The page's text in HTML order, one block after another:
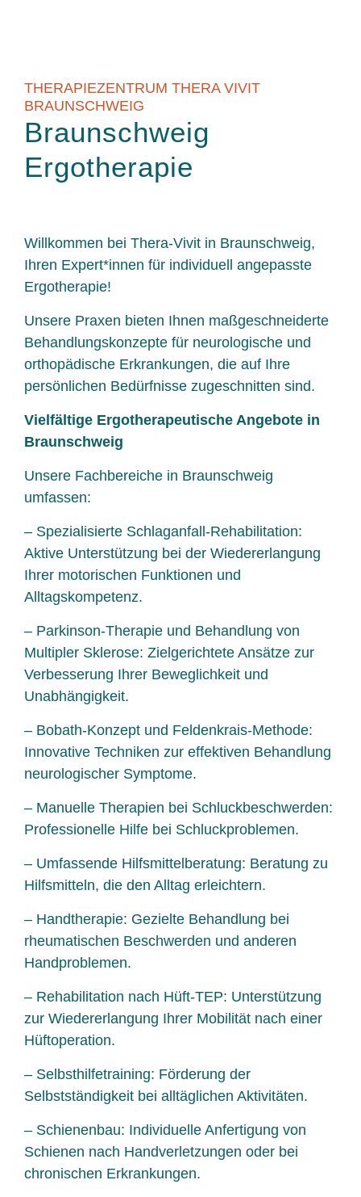
THERAPIEZENTRUM THERA VIVIT
BRAUNSCHWEIG
Braunschweig
Ergotherapie
Willkommen bei Thera-Vivit in Braunschweig,
Ihren Expert*innen für individuell angepasste
Ergotherapie!
Unsere Praxen bieten Ihnen maßgeschneiderte
Behandlungskonzepte für neurologische und
orthopädische Erkrankungen, die auf Ihre
persönlichen Bedürfnisse zugeschnitten sind.
Vielfältige Ergotherapeutische Angebote in
Braunschweig
Unsere Fachbereiche in Braunschweig
umfassen:
– Spezialisierte Schlaganfall-Rehabilitation:
Aktive Unterstützung bei der Wiedererlangung
Ihrer motorischen Funktionen und
Alltagskompetenz.
– Parkinson-Therapie und Behandlung von
Multipler Sklerose: Zielgerichtete Ansätze zur
Verbesserung Ihrer Beweglichkeit und
Unabhängigkeit.
– Bobath-Konzept und Feldenkrais-Methode:
Innovative Techniken zur effektiven Behandlung
neurologischer Symptome.
– Manuelle Therapien bei Schluckbeschwerden:
Professionelle Hilfe bei Schluckproblemen.
– Umfassende Hilfsmittelberatung: Beratung zu
Hilfsmitteln, die den Alltag erleichtern.
– Handtherapie: Gezielte Behandlung bei
rheumatischen Beschwerden und anderen
Handproblemen.
– Rehabilitation nach Hüft-TEP: Unterstützung
zur Wiedererlangung Ihrer Mobilität nach einer
Hüftoperation.
– Selbsthilfetraining: Förderung der
Selbstständigkeit bei alltäglichen Aktivitäten.
– Schienenbau: Individuelle Anfertigung von
Schienen nach Handverletzungen oder bei
chronischen Erkrankungen.